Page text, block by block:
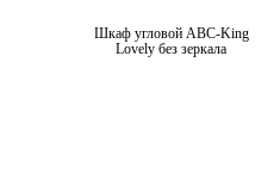
Шкаф угловой ABC-King
Lovely без зеркала